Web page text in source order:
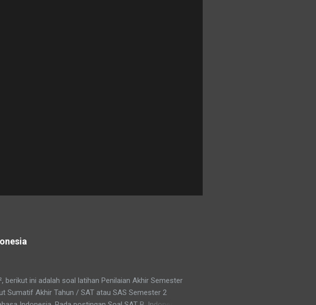
ini adalah soal latihan Penilaian Akhir Semester
Sumatif Akhir Tahun / SAT atau SAS Semester 2